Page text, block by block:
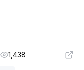
1,438